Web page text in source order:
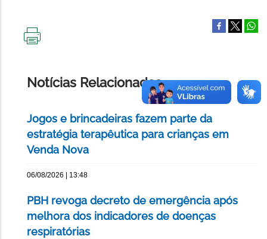
Notícias Relacionadas
Jogos e brincadeiras fazem parte da
estratégia terapêutica para crianças em
Venda Nova
06/08/2026 | 13:48
PBH revoga decreto de emergência após
melhora dos indicadores de doenças
respiratórias